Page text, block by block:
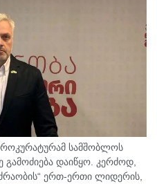
სამშობლოს
გამოძიება დაიწყო. კერძოდ,
ერთ-ერთი ლიდერის,
მიცემულ